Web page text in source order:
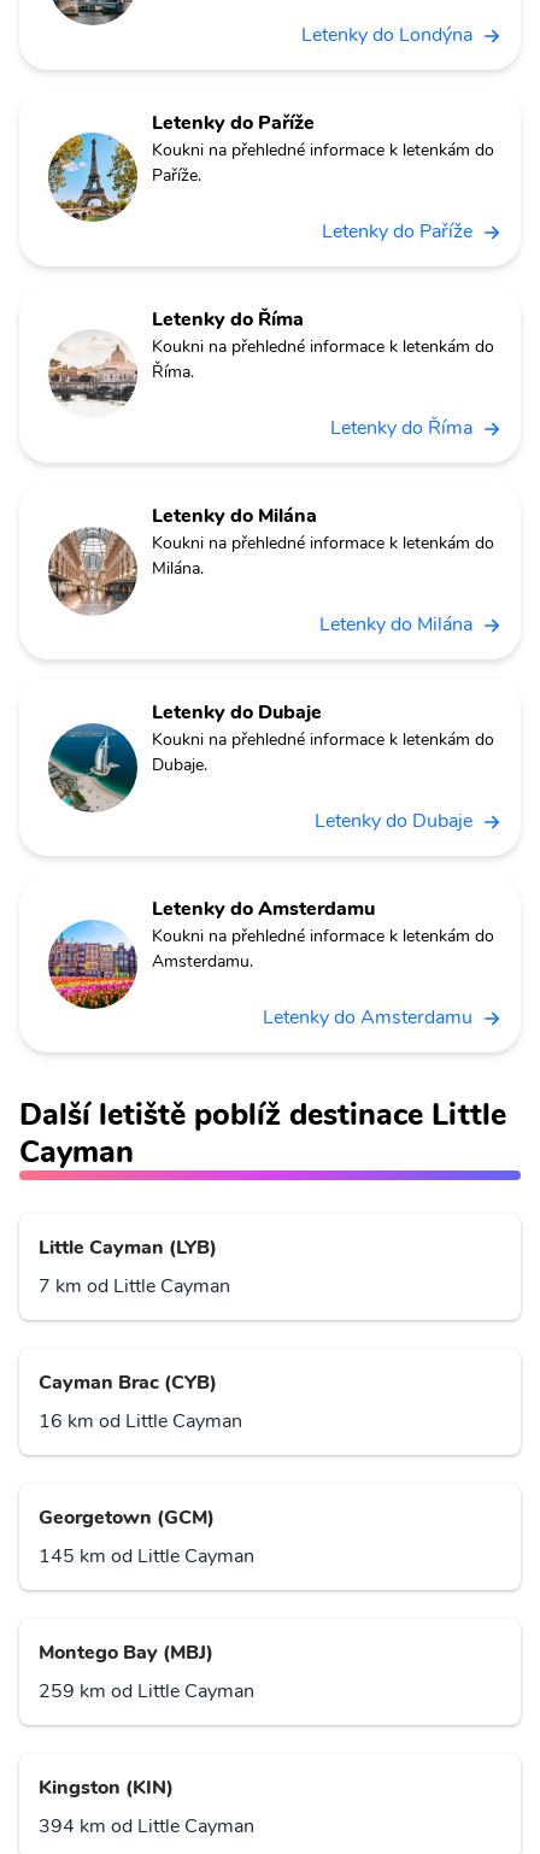
Letenky do Londýna
Letenky do Paříže
Koukni na přehledné informace k letenkám do
Paříže.
Letenky do Paříže
Letenky do Říma
Koukni na přehledné informace k letenkám do
Říma.
Letenky do Říma
Letenky do Milána
Koukni na přehledné informace k letenkám do
Milána.
Letenky do Milána
Letenky do Dubaje
Koukni na přehledné informace k letenkám do
Dubaje.
Letenky do Dubaje
Letenky do Amsterdamu
Koukni na přehledné informace k letenkám do
Amsterdamu.
Letenky do Amsterdamu
Další letiště poblíž destinace Little
Cayman
Little Cayman (LYB)
7 km od Little Cayman
Cayman Brac (CYB)
16 km od Little Cayman
Georgetown (GCM)
145 km od Little Cayman
Montego Bay (MBJ)
259 km od Little Cayman
Kingston (KIN)
394 km od Little Cayman